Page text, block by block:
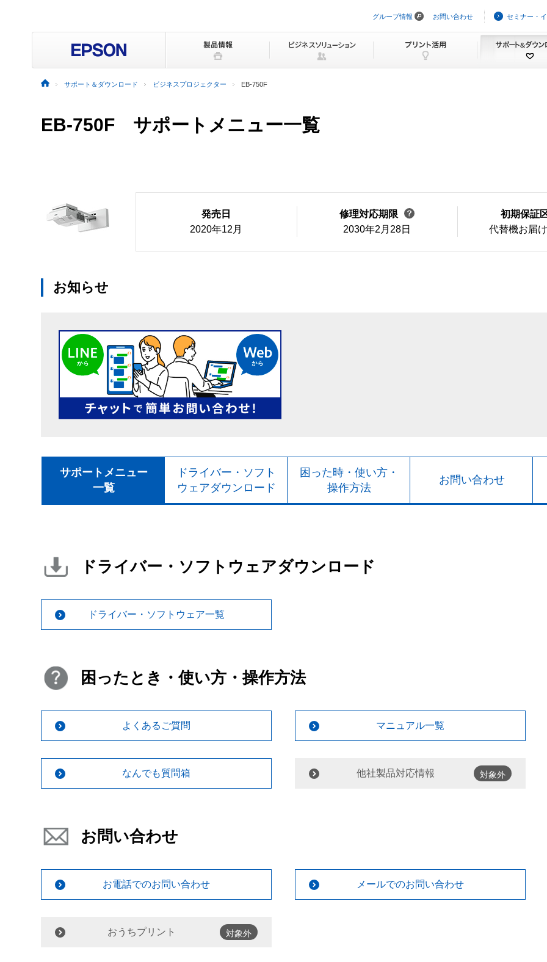
ビ
ョ
グループ情報 お問い合わせ セミナー・
サポート＆ダウンロード ビジネスプロジェクター EB-750F
EB-750F サポートメニュー一覧
発売日
2020年12月
修理対応期限
2030年2月28日
初期保証
代替機お届
お知らせ
サポートメニュー
一覧
ドライバー・ソフト
ウェアダウンロード
困った時・使い方・
操作方法
お問い合わせ
ドライバー・ソフトウェアダウンロード
ドライバー・ソフトウェア一覧
困ったとき・使い方・操作方法
よくあるご質問 マニュアル一覧
なんでも質問箱 他社製品対応情報 対象外
お問い合わせ
お電話でのお問い合わせ メールでのお問い合わせ
おうちプリント 対象外